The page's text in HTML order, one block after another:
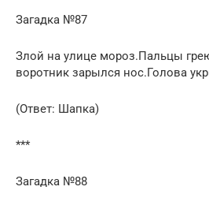
Загадка №87
Злой на улице мороз.Пальцы
воротник зарылся нос.Голова
(Ответ: Шапка)
***
Загадка №88